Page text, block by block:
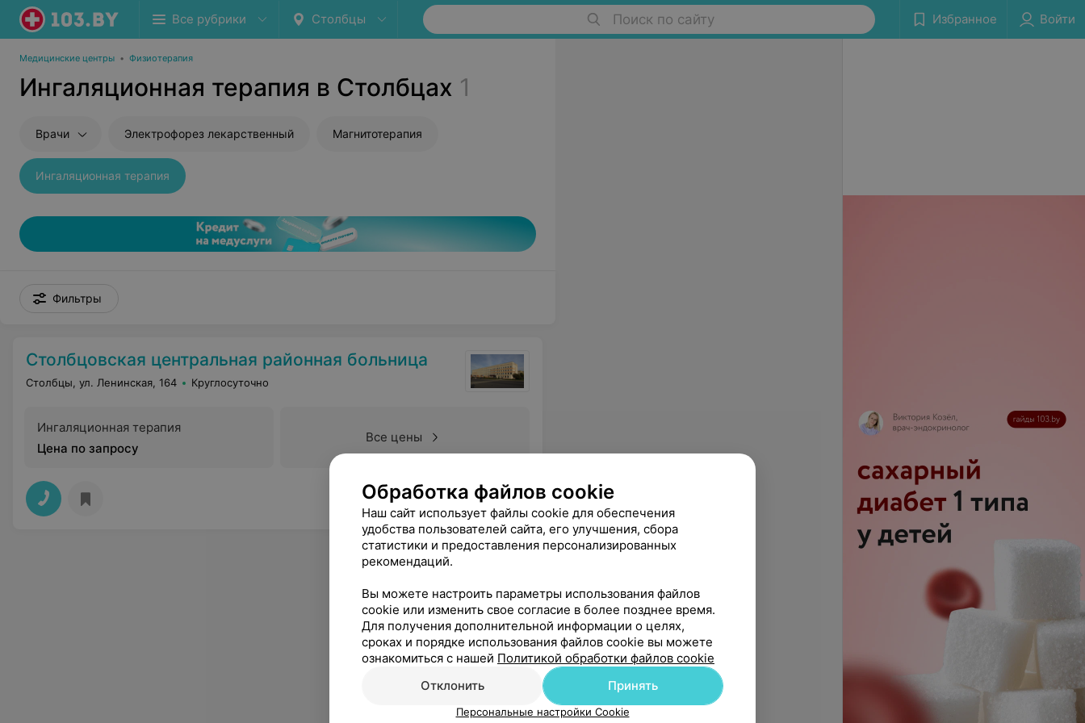
Все рубрики Столбцы Поиск по сайту Избранное Войти
Медицинские центры • Физиотерапия
Ингаляционная терапия в Столбцах 1
Врачи Электрофорез лекарственный Магнитотерапия
Ингаляционная терапия
Фильтры
Столбцовская центральная районная больница
Столбцы, ул. Ленинская, 164 Круглосуточно
Ингаляционная терапия
Цена по запросу
Все цены
Обработка файлов cookie
Наш сайт использует файлы cookie для обеспечения
удобства пользователей сайта, его улучшения, сбора
статистики и предоставления персонализированных
рекомендаций.
Вы можете настроить параметры использования файлов
cookie или изменить свое согласие в более позднее время.
Для получения дополнительной информации о целях,
сроках и порядке использования файлов cookie вы можете
ознакомиться с нашей Политикой обработки файлов cookie
Отклонить
Принять
Персональные настройки Cookie